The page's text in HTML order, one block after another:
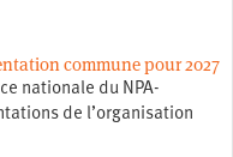
commune pour 2027
nationale du NPA-
de l’organisation